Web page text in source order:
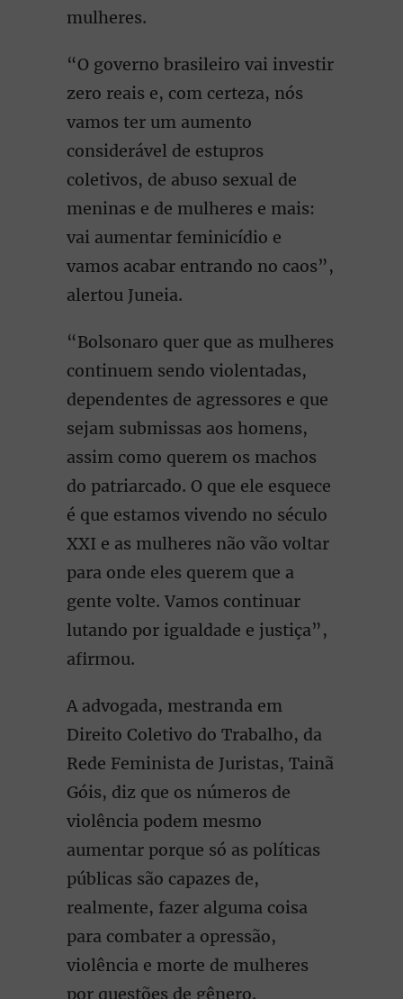
mulheres.
“O governo brasileiro vai investir
zero reais e, com certeza, nós
vamos ter um aumento
considerável de estupros
coletivos, de abuso sexual de
meninas e de mulheres e mais:
vai aumentar feminicídio e
vamos acabar entrando no caos”,
alertou Juneia.
“Bolsonaro quer que as mulheres
continuem sendo violentadas,
dependentes de agressores e que
sejam submissas aos homens,
assim como querem os machos
do patriarcado. O que ele esquece
é que estamos vivendo no século
XXI e as mulheres não vão voltar
para onde eles querem que a
gente volte. Vamos continuar
lutando por igualdade e justiça”,
afirmou.
A advogada, mestranda em
Direito Coletivo do Trabalho, da
Rede Feminista de Juristas, Tainã
Góis, diz que os números de
violência podem mesmo
aumentar porque só as políticas
públicas são capazes de,
realmente, fazer alguma coisa
para combater a opressão,
violência e morte de mulheres
por questões de gênero.